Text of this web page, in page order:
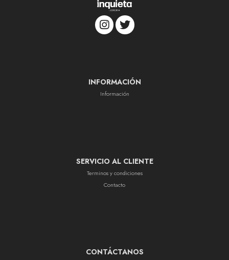
INFORMACIÓN
Información
SERVICIO AL CLIENTE
Terminos y condiciones
Contacto
CONTÁCTANOS